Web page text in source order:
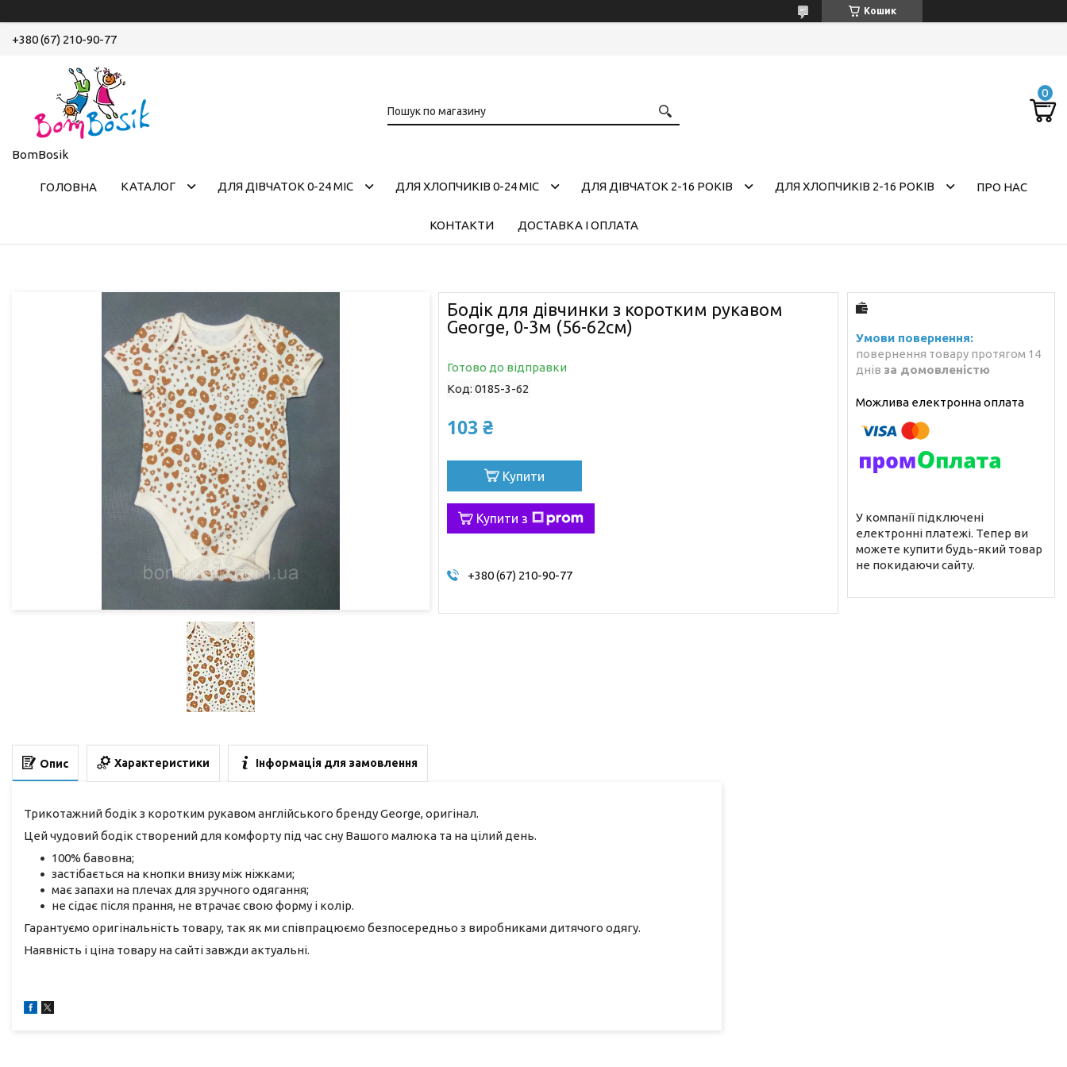
Кошик
+380 (67) 210-90-77
BomBosik
ГОЛОВНА КАТАЛОГ ДЛЯ ДІВЧАТОК 0-24 МІС ДЛЯ ХЛОПЧИКІВ 0-24 МІС ДЛЯ ДІВЧАТОК 2-16 РОКІВ ДЛЯ ХЛОПЧИКІВ 2-16 РОКІВ ПРО НАС
КОНТАКТИ ДОСТАВКА І ОПЛАТА
Бодік для дівчинки з коротким рукавом
George, 0-3м (56-62cм)
Готово до відправки
Код: 0185-3-62
103 ₴
Купити
Купити з
+380 (67) 210-90-77
повернення товару протягом 14
днів за домовленістю
У компанії підключені
електронні платежі. Тепер ви
можете купити будь-який товар
не покидаючи сайту.
Опис Характеристики Інформація для замовлення
Трикотажний бодік з коротким рукавом англійського брендуGeorge, оригінал.
Цей чудовий бодік створений для комфорту під час сну Вашого малюка та на цілий день.
100% бавовна;
застібається на кнопки внизу між ніжками;
має запахи на плечах для зручного одягання;
не сідає після прання, не втрачає свою форму і колір.
Гарантуємо оригінальність товару, так як ми співпрацюємо безпосередньо з виробниками дитячого одягу.
Наявність і ціна товару на сайті завжди актуальні.